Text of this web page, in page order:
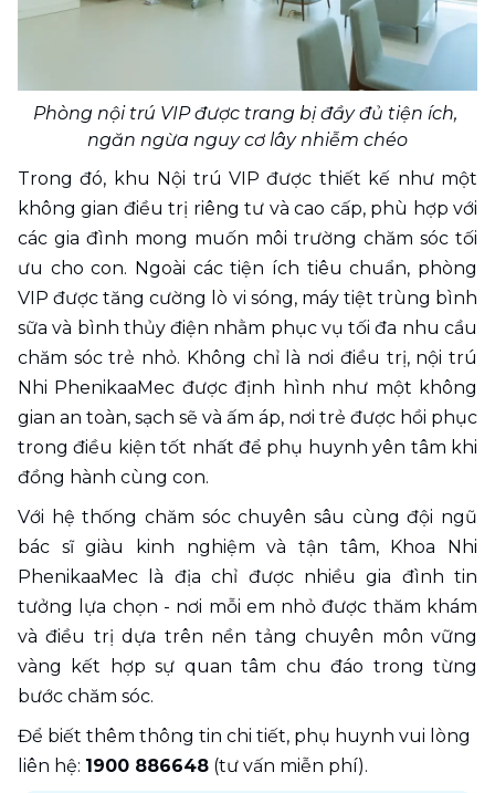
Phòng nội trú VIP được trang bị đầy đủ tiện ích,
ngăn ngừa nguy cơ lây nhiễm chéo
Trong đó, khu Nội trú VIP được thiết kế như một
không gian điều trị riêng tư và cao cấp, phù hợp với
các gia đình mong muốn môi trường chăm sóc tối
ưu cho con. Ngoài các tiện ích tiêu chuẩn, phòng
VIP được tăng cường lò vi sóng, máy tiệt trùng bình
sữa và bình thủy điện nhằm phục vụ tối đa nhu cầu
chăm sóc trẻ nhỏ. Không chỉ là nơi điều trị, nội trú
Nhi PhenikaaMec được định hình như một không
gian an toàn, sạch sẽ và ấm áp, nơi trẻ được hồi phục
trong điều kiện tốt nhất để phụ huynh yên tâm khi
đồng hành cùng con.
Với hệ thống chăm sóc chuyên sâu cùng đội ngũ
bác sĩ giàu kinh nghiệm và tận tâm, Khoa Nhi
PhenikaaMec là địa chỉ được nhiều gia đình tin
tưởng lựa chọn - nơi mỗi em nhỏ được thăm khám
và điều trị dựa trên nền tảng chuyên môn vững
vàng kết hợp sự quan tâm chu đáo trong từng
bước chăm sóc.
Để biết thêm thông tin chi tiết, phụ huynh vui lòng
liên hệ: 1900 886648 (tư vấn miễn phí).